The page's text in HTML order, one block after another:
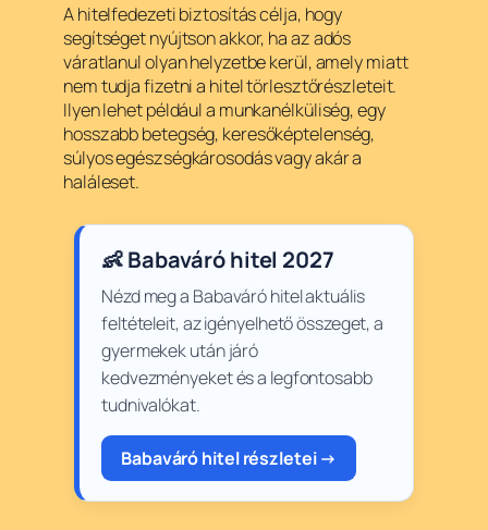
A hitelfedezeti biztosítás célja, hogy
segítséget nyújtson akkor, ha az adós
váratlanul olyan helyzetbe kerül, amely miatt
nem tudja fizetni a hitel törlesztőrészleteit.
Ilyen lehet például a munkanélküliség, egy
hosszabb betegség, keresőképtelenség,
súlyos egészségkárosodás vagy akár a
haláleset.
👶 Babaváró hitel 2027
Nézd meg a Babaváró hitel aktuális
feltételeit, az igényelhető összeget, a
gyermekek után járó
kedvezményeket és a legfontosabb
tudnivalókat.
Babaváró hitel részletei →